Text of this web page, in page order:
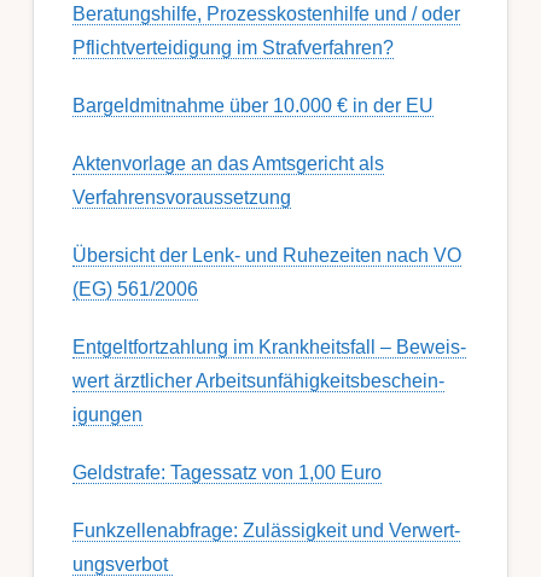
Berat­ungs­hil­fe, Pro­zess­kost­en­hilfe und / oder
Pflicht­ver­teidig­ung im Strafverfahren?
Bargeldmitnahme über 10.000 € in der EU
Aktenvorlage an das Amtsgericht als
Verfahrensvoraussetzung
Übersicht der Lenk- und Ruhezeiten nach VO
(EG) 561/2006
Ent­gelt­fort­zahl­ung im Krank­heits­fall – Be­weis­
wert ärzt­lich­er Ar­beits­un­fähig­keits­be­schein­
igung­en
Geldstrafe: Tagessatz von 1,00 Euro
Funk­zell­en­ab­fra­ge: Zu­lässig­keit und Ver­wert­
ungs­ver­bot